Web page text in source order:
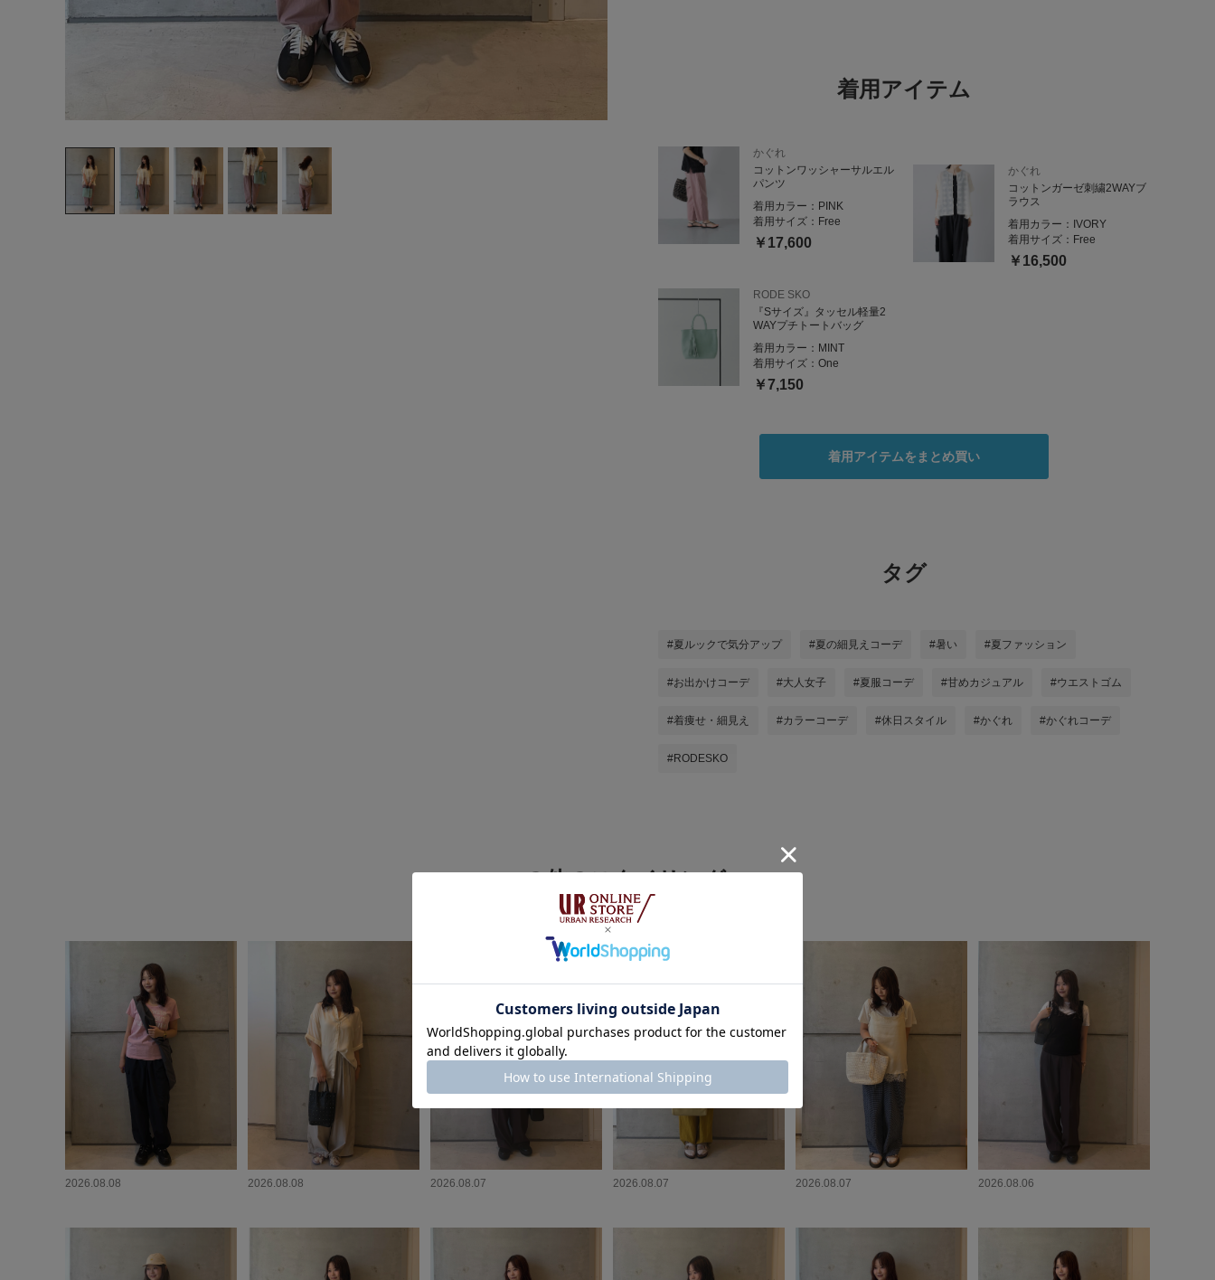
着用アイテム
かぐれ
コットンワッシャーサルエル
パンツ
着用カラー： PINK
着用サイズ： Free
￥17,600
かぐれ
コットンガーゼ刺繍2WAYブ
ラウス
着用カラー： IVORY
着用サイズ： Free
￥16,500
RODE SKO
『Sサイズ』タッセル軽量2
WAYプチトートバッグ
着用カラー： MINT
着用サイズ： One
￥7,150
着用アイテムをまとめ買い
タグ
#夏ルックで気分アップ #夏の細見えコーデ #暑い #夏ファッション
#お出かけコーデ #大人女子 #夏服コーデ #甘めカジュアル #ウエストゴム
#着痩せ・細見え #カラーコーデ #休日スタイル #かぐれ #かぐれコーデ
#RODESKO
eruの他のスタイリング
2026.08.08 2026.08.08 2026.08.07 2026.08.07 2026.08.07 2026.08.06